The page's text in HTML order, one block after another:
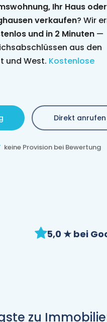
Ihr Haus
verkaufen? Wir
und in 2 Minuten—
aus den
und West. Kostenlose
Direkt anrufen
keine Provision bei Bewertung
5,0 ★ bei
zu